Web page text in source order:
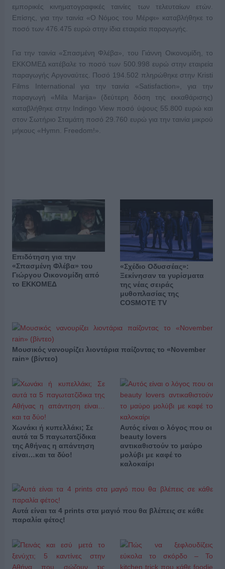
εμπορικές κινηματογραφικές ταινίες των τελευταίων ετών.
Επίσης, για την ταινία «Ο Νόμος του Μέρφι» καταβλήθηκε το
ποσό των 476.475 ευρώ στην ίδια εταιρεία παραγωγής.
Για την ταινία «Σπασμένη Φλέβα», του Γιάννη Οικονομίδη, το
ΕΚΚΟΜΕΔ κατέβαλε το ποσό των 500.998 ευρώ στην εταιρεία
παραγωγής Αργοναύτες. Ποσό 194.502 πληρώθηκε στην Kristi
Films International για την ταινία «Satisfaction», για την
παραγωγή «Mila Marija» (δεύτερη δόση της εκκαθάρισης)
καταβλήθηκε στην Indingo View ποσό ύψους 55.800 ευρώ και
στον Σωτήριο Σταμάτη ποσό 29.760 ευρώ για την ταινία μικρού
μήκους «Hymn. Freedom!».
Επιδότηση για την
«Σπασμένη Φλέβα» του
Γιώργου Οικονομίδη από
το ΕΚΚΟΜΕΔ
«Σχέδιο Οδυσσέας»:
Ξεκίνησαν τα γυρίσματα
της νέας σειράς
μυθοπλασίας της
COSMOTE TV
Μουσικός νανουρίζει λιοντάρια παίζοντας το «November
rain» (βίντεο)
Χωνάκι ή κυπελλάκι; Σε
αυτά τα 5 παγωτατζίδικα
της Αθήνας η απάντηση
είναι…και τα δύο!
Αυτός είναι ο λόγος που οι
beauty lovers
αντικαθιστούν το μαύρο
μολύβι με καφέ το
καλοκαίρι
Αυτά είναι τα 4 prints στα μαγιό που θα βλέπεις σε κάθε
παραλία φέτος!